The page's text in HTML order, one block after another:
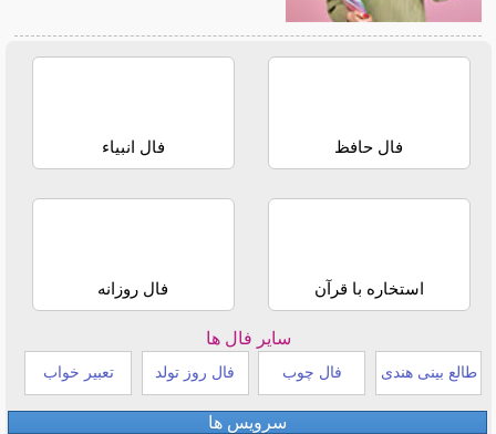
فال حافظ فال انبیاء
استخاره با قرآن فال روزانه
سایر فال ها
طالع بینی هندی فال چوب فال روز تولد تعبیر خواب
سرویس ها